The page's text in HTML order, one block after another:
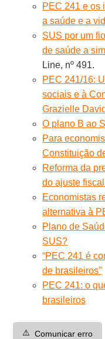
PEC 241 e os
a saúde e a
SUS por um
de saúde a
Line, nº 491.
PEC 241/16:
sociais e à
Grazielle David
O plano B ao
Para
Constituição
Reforma da
do ajuste
Economistas
alternativa à
Plano de
SUS?
“PEC 241 é
de brasileiros”
PEC 241: o
brasileiros
⚠️ Comunicar erro